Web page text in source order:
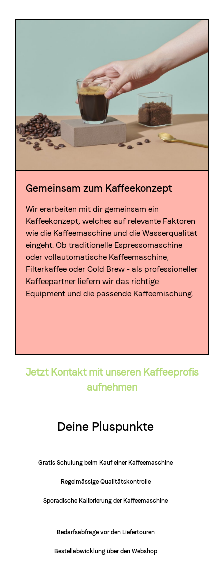
Gemeinsam zum Kaffeekonzept
Wir erarbeiten mit dir gemeinsam ein
Kaffeekonzept, welches auf relevante Faktoren
wie die Kaffeemaschine und die Wasserqualität
eingeht. Ob traditionelle Espressomaschine
oder vollautomatische Kaffeemaschine,
Filterkaffee oder Cold Brew - als professioneller
Kaffeepartner liefern wir das richtige
Equipment und die passende Kaffeemischung.
Jetzt Kontakt mit unseren Kaffeeprofis
aufnehmen
Deine Pluspunkte
Gratis Schulung beim Kauf einer Kaffeemaschine
Regelmässige Qualitätskontrolle
Sporadische Kalibrierung der Kaffeemaschine
Bedarfsabfrage vor den Liefertouren
Bestellabwicklung über den Webshop